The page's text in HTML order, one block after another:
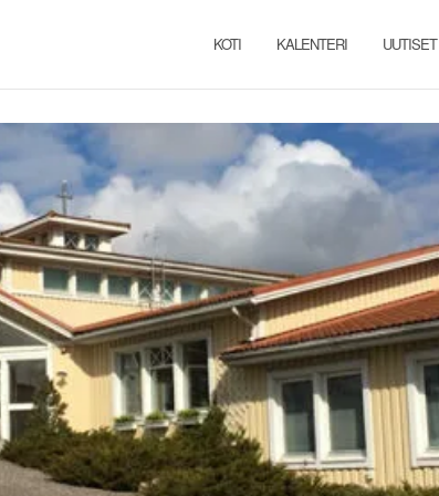
KOTI KALENTERI UUTISET